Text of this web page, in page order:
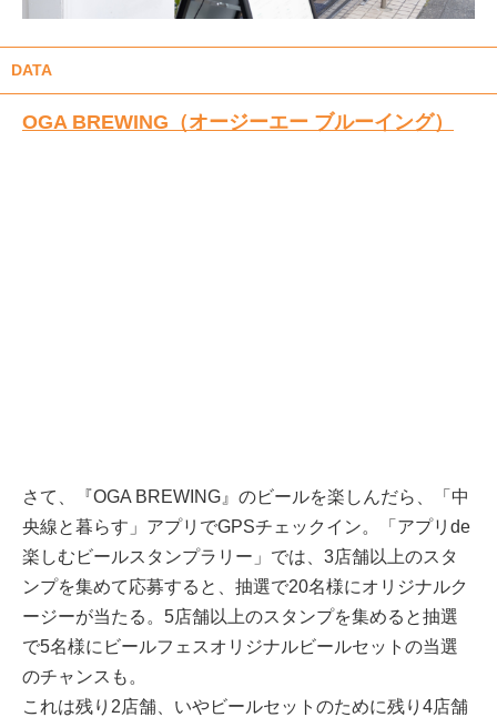
DATA
OGA BREWING（オージーエー ブルーイング）
さて、『OGA BREWING』のビールを楽しんだら、「中
央線と暮らす」アプリでGPSチェックイン。「アプリde
楽しむビールスタンプラリー」では、3店舗以上のスタ
ンプを集めて応募すると、抽選で20名様にオリジナルク
ージーが当たる。5店舗以上のスタンプを集めると抽選
で5名様にビールフェスオリジナルビールセットの当選
のチャンスも。
これは残り2店舗、いやビールセットのために残り4店舗